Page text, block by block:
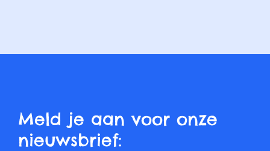
Meld je aan voor onze
nieuwsbrief: